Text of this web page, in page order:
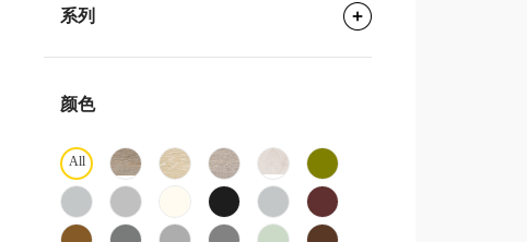
系列
颜色
All